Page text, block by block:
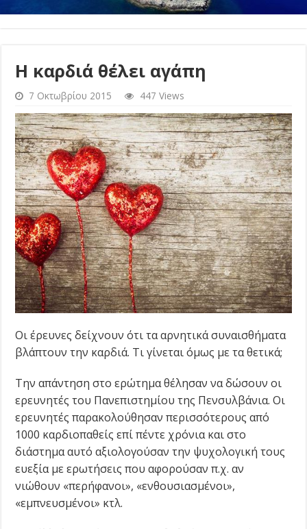
Η καρδιά θέλει αγάπη
7 Οκτωβρίου 2015 447 Views
Οι έρευνες δείχνουν ότι τα αρνητικά συναισθήματα
βλάπτουν την καρδιά. Τι γίνεται όμως με τα θετικά;
Την απάντηση στο ερώτημα θέλησαν να δώσουν οι
ερευνητές του Πανεπιστημίου της Πενσυλβάνια. Οι
ερευνητές παρακολούθησαν περισσότερους από
1000 καρδιοπαθείς επί πέντε χρόνια και στο
διάστημα αυτό αξιολογούσαν την ψυχολογική τους
ευεξία με ερωτήσεις που αφορούσαν π.χ. αν
νιώθουν «περήφανοι», «ενθουσιασμένοι»,
«εμπνευσμένοι» κτλ.